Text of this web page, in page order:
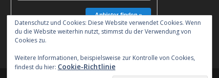
Anbieter finden »
Datenschutz und Cookies: Diese Website verwendet Cookies. Wenn
du die Website weiterhin nutzt, stimmst du der Verwendung von
Cookies zu.
Weitere Informationen, beispielsweise zur Kontrolle von Cookies,
findest du hier: Cookie-Richtlinie